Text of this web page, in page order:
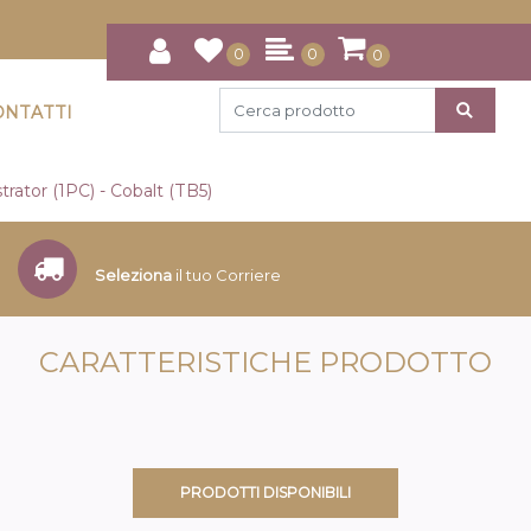
0 0 0
(1PC) - Cobalt (TB5)
Seleziona il tuo Corriere
CARATTERISTICHE PRODOTTO
PRODOTTI DISPONIBILI